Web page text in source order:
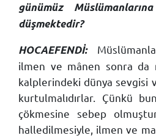
günümüz
düşmektedir?
HOCAEFENDİ:
ilmen ve mânen sonra da
kalplerindeki dünya sevgisi
kurtulmalıdırlar. Çünkü
çökmesine sebep
halledilmesiyle, ilmen ve